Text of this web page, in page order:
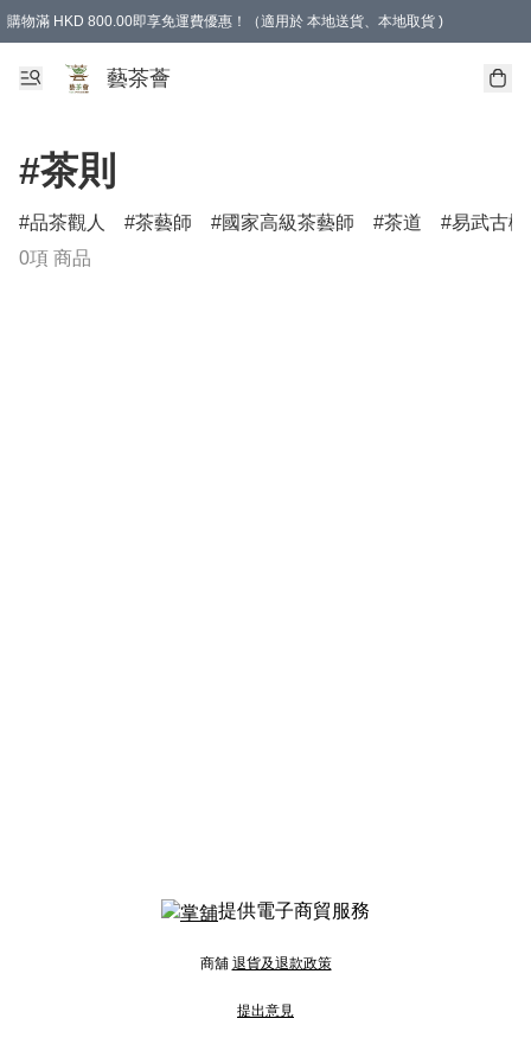
購物滿 HKD 800.00即享免運費優惠！（適用於 本地送貨、本地取貨 )
藝茶薈
#茶則
品茶觀人 茶藝師 國家高級茶藝師 茶道
易武古樹
0項 商品
提供電子商貿服務
商舖 退貨及退款政策
提出意見